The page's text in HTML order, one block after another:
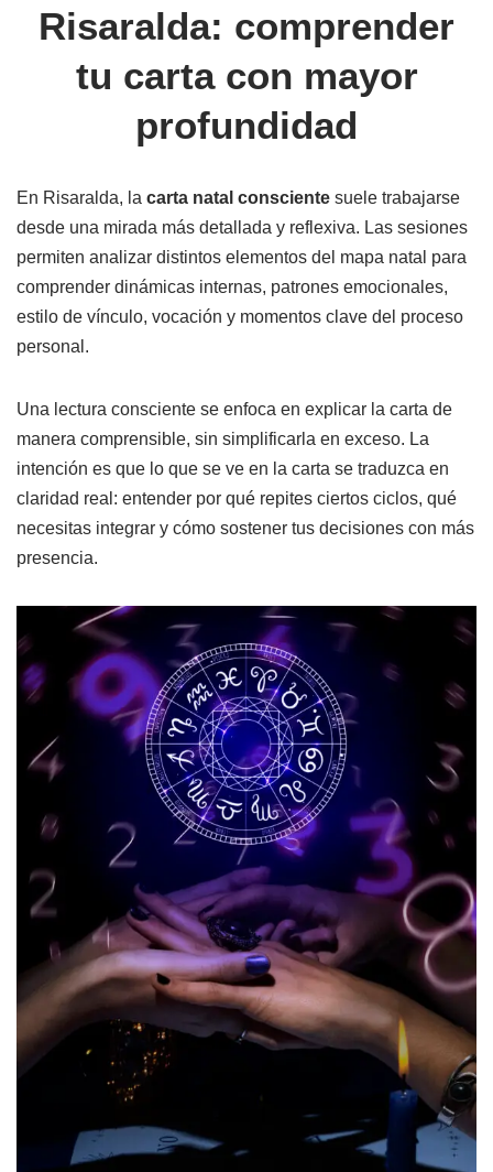
Risaralda: comprender
tu carta con mayor
profundidad
En Risaralda, la carta natal consciente suele trabajarse
desde una mirada más detallada y reflexiva. Las sesiones
permiten analizar distintos elementos del mapa natal para
comprender dinámicas internas, patrones emocionales,
estilo de vínculo, vocación y momentos clave del proceso
personal.
Una lectura consciente se enfoca en explicar la carta de
manera comprensible, sin simplificarla en exceso. La
intención es que lo que se ve en la carta se traduzca en
claridad real: entender por qué repites ciertos ciclos, qué
necesitas integrar y cómo sostener tus decisiones con más
presencia.